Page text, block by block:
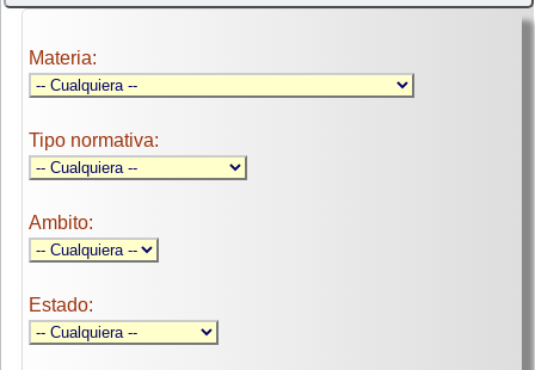
Materia:
Tipo normativa:
Ambito:
Estado: